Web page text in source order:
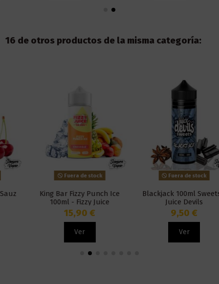
16 de otros productos de la misma categoría:
Fuera de stock
King Bar Fizzy Punch Ice
100ml - Fizzy Juice
15,90 €
Fuera de stock
Blackjack 100ml Sweets -
Juice Devils
9,50 €